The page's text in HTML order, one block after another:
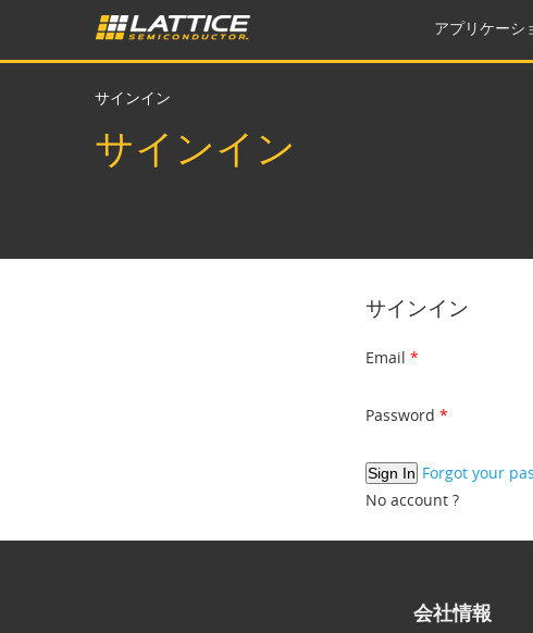
アプリケーシ
サインイン
サインイン
サインイン
Email
Password
Forgot your
No account ?
会社情報